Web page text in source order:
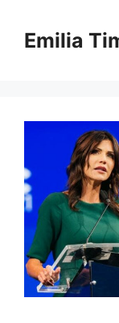
contentEmilia